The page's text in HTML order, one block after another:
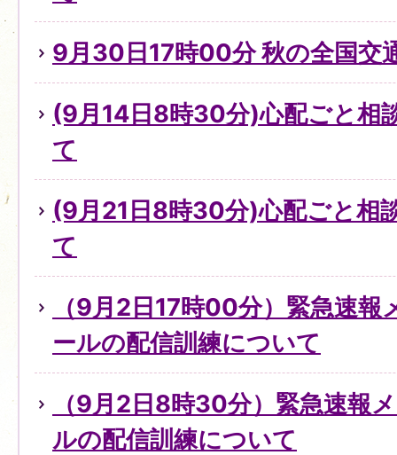
9月30日17時00分 秋の全国交
(9月14日8時30分)心配ごと相
て
(9月21日8時30分)心配ごと相
て
（9月2日17時00分）緊急速
ールの配信訓練について
（9月2日8時30分）緊急速報
ルの配信訓練について